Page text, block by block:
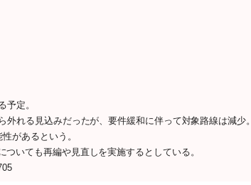
予定。
れる見込みだったが、要件緩和に伴って対象路線は減少。
があるという。
いても再編や見直しを実施するとしている。